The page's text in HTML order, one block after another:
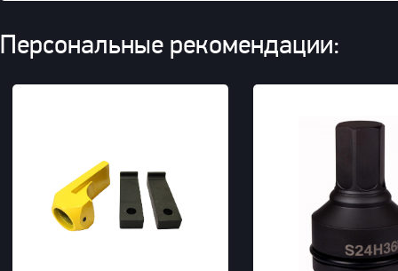
Персональные рекомендации: